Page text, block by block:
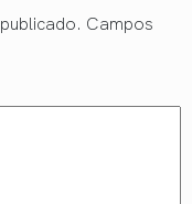
Campos